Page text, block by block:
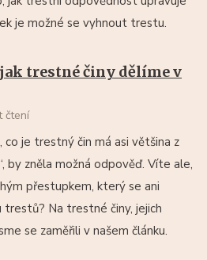
je možné se vyhnout trestu.
trestné činy dělíme v
čtení
je trestný čin má asi většina z
by zněla možná odpověď. Víte ale,
přestupkem, který se ani
trestů? Na trestné činy, jejich
se zaměřili v našem článku.